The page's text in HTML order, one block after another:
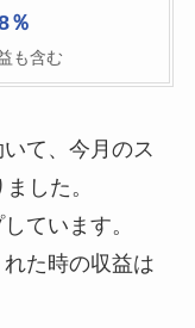
％
も含む
て、今月のス
した。
ています。
た時の収益は